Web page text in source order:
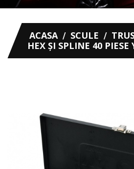
ACASA SCULE
HEX ȘI SPLINE 40 PIESE